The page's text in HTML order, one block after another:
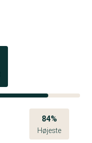
84%
Højeste